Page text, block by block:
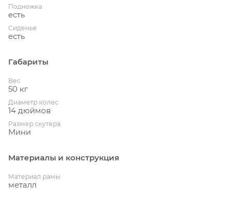
Подножка
есть
Сиденье
есть
Габариты
Вес
50 кг
Диаметр колес
14 дюймов
Размер скутера
Мини
Материалы и конструкция
Материал рамы
металл